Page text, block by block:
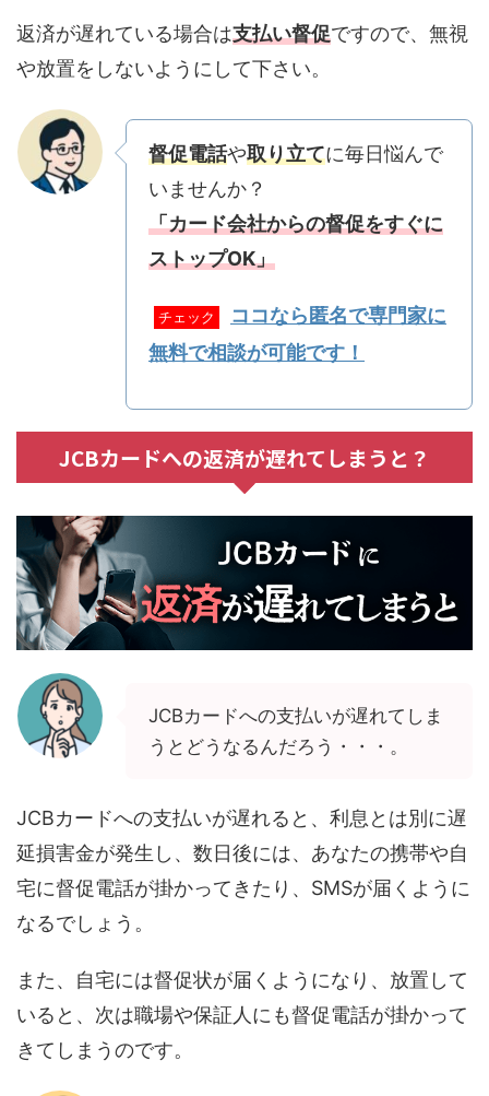
返済が遅れている場合は支払い督促ですので、無視
や放置をしないようにして下さい。
督促電話や取り立てに毎日悩んで
いませんか？
「カード会社からの督促をすぐに
ストップOK」
チェック
ココなら匿名で専門家に
無料で相談が可能です！
JCBカードへの返済が遅れてしまうと？
JCBカードへの支払いが遅れてしま
うとどうなるんだろう・・・。
JCBカードへの支払いが遅れると、利息とは別に遅
延損害金が発生し、数日後には、あなたの携帯や自
宅に督促電話が掛かってきたり、SMSが届くように
なるでしょう。
また、自宅には督促状が届くようになり、放置して
いると、次は職場や保証人にも督促電話が掛かって
きてしまうのです。